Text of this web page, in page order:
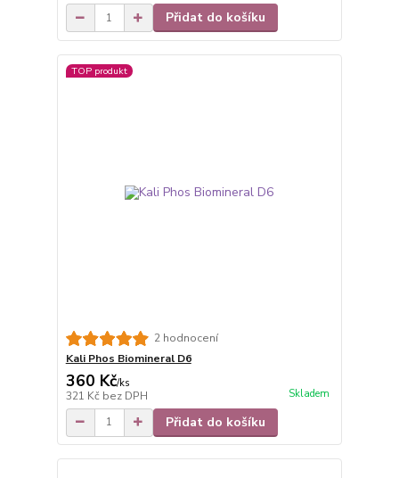
Přidat do košíku
TOP produkt
2 hodnocení
Kali Phos Biomineral D6
360 Kč/ks
321 Kč bez DPH Skladem
Přidat do košíku